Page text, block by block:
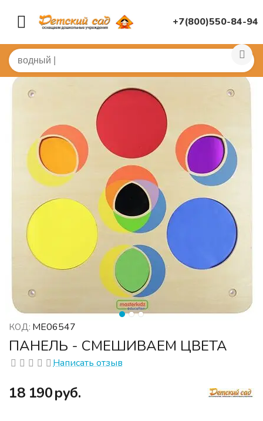
+7(800)550-84-94
Главная / МЕБЕЛЬ И ПАНЕЛИ Панели, бизиборды
КОД: ME06547
ПАНЕЛЬ - СМЕШИВАЕМ ЦВЕТА
Написать отзыв
‍18 190‍руб.